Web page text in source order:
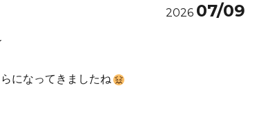
2026 07/09
になってきましたね